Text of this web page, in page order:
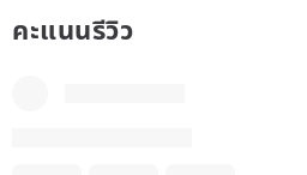
คะแนนรีวิว